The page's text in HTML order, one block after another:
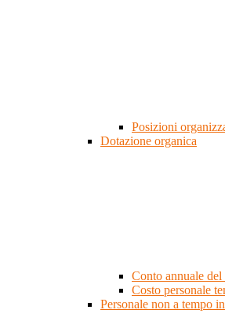
Posizioni
Dotazione organica
Conto annuale del
Costo personale
Personale non a tempo